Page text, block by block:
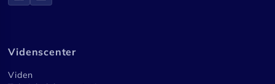
Videnscenter
Viden